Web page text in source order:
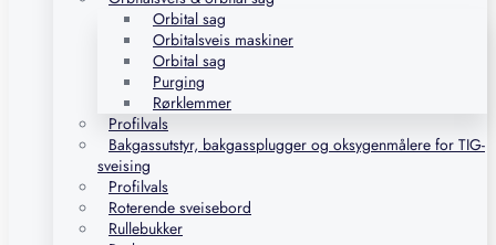
Orbital sag
Orbitalsveis maskiner
Orbital sag
Purging
Rørklemmer
Profilvals
Bakgassutstyr, bakgassplugger og oksygenmålere for TIG-
sveising
Profilvals
Roterende sveisebord
Rullebukker